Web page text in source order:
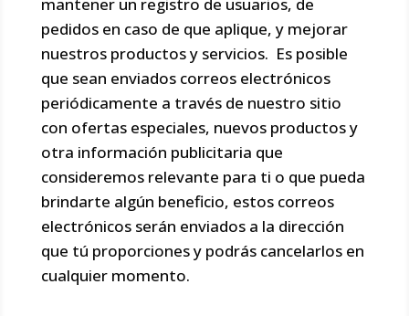
pedidos en caso de que aplique, y mejorar
nuestros productos y servicios. Es posible
que sean enviados correos electrónicos
periódicamente a través de nuestro sitio
con ofertas especiales, nuevos productos y
otra información publicitaria que
consideremos relevante para ti o que pueda
brindarte algún beneficio, estos correos
electrónicos serán enviados a la dirección
que tú proporciones y podrás cancelarlos en
cualquier momento.